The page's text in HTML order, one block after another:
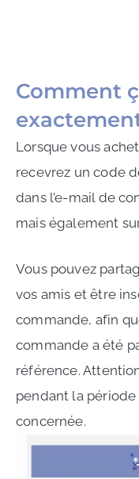
Comment
Lorsque vous
recevrez un code
dans l’e-mail de
mais également
Vous pouvez
vos amis et être
commande, afin
commande a été
référence.
pendant la
concernée.